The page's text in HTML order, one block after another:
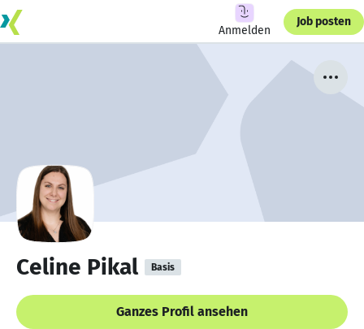
Anmelden
Job posten
Celine Pikal Basis
Ganzes Profil ansehen